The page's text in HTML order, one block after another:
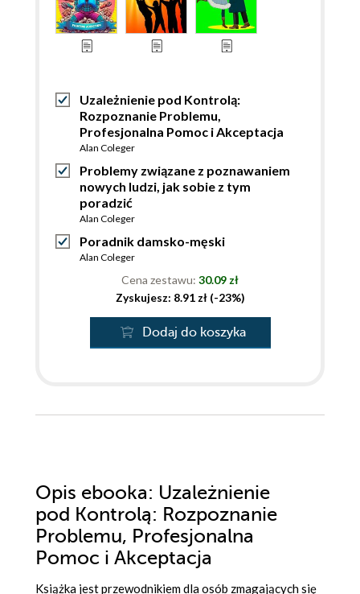
Uzależnienie pod Kontrolą:
Rozpoznanie Problemu,
Profesjonalna Pomoc i Akceptacja
Alan Coleger
Problemy związane z poznawaniem
nowych ludzi, jak sobie z tym
poradzić
Alan Coleger
Poradnik damsko-męski
Alan Coleger
Cena zestawu: 30.09 zł
Zyskujesz: 8.91 zł (-23%)
Dodaj do koszyka
Opis ebooka: Uzależnienie
pod Kontrolą: Rozpoznanie
Problemu, Profesjonalna
Pomoc i Akceptacja
Książka jest przewodnikiem dla osób zmagających się